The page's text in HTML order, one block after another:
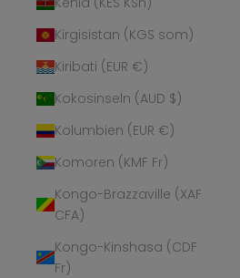
Kirgisistan (KGS som)
Kiribati (EUR €)
Kokosinseln (AUD $)
Kolumbien (EUR €)
Komoren (KMF Fr)
Kongo-Brazzaville (XAF
CFA)
Kongo-Kinshasa (CDF
Fr)